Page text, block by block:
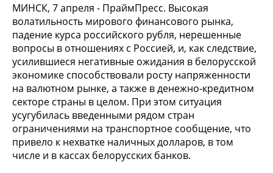
МИНСК, 7 апреля - ПраймПресс. Высокая
волатильность мирового финансового рынка,
падение курса российского рубля, нерешенные
вопросы в отношениях с Россией, и, как следствие,
усилившиеся негативные ожидания в белорусской
экономике способствовали росту напряженности
на валютном рынке, а также в денежно-кредитном
секторе страны в целом. При этом ситуация
усугубилась введенными рядом стран
ограничениями на транспортное сообщение, что
привело к нехватке наличных долларов, в том
числе и в кассах белорусских банков.